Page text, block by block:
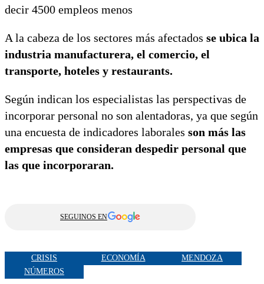
decir 4500 empleos menos
A la cabeza de los sectores más afectados se ubica la
industria manufacturera, el comercio, el
transporte, hoteles y restaurants.
Según indican los especialistas las perspectivas de
incorporar personal no son alentadoras, ya que según
una encuesta de indicadores laborales son más las
empresas que consideran despedir personal que
las que incorporaran.
SEGUINOS EN
CRISIS ECONOMÍA
MENDOZA
NÚMEROS